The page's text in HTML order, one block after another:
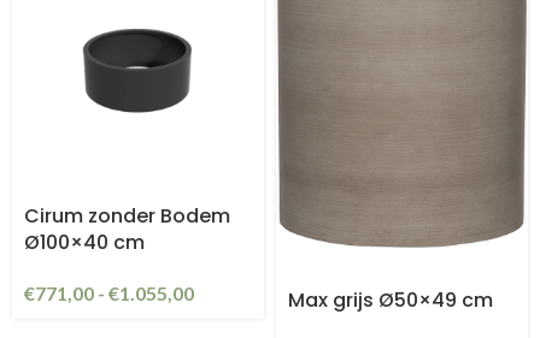
Cirum zonder Bodem
Ø100×40 cm
€771,00 - €1.055,00 Max grijs Ø50×49 cm